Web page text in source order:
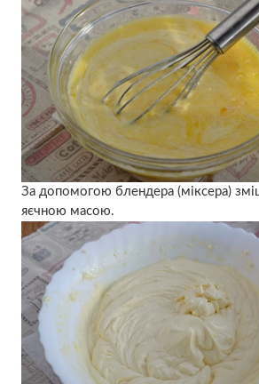
За допомогою блендера (міксера)
яєчною масою.